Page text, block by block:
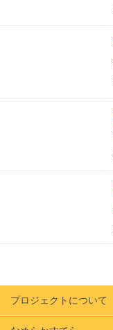
プロジェクトについて